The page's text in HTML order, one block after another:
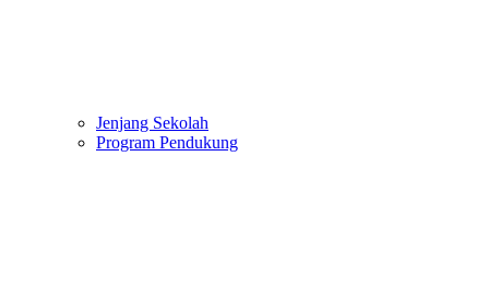
Jenjang Sekolah
Program Pendukung